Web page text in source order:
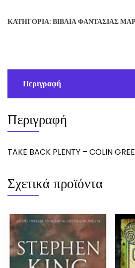
COLIN
ΚΑΤΗΓΟΡΊΑ: ΒΙΒΛΊΑ ΦΑΝΤΑΣΊΑΣ
Περιγραφή
Περιγραφή
TAKE BACK PLENTY – COLIN
Σχετικά προϊόντα